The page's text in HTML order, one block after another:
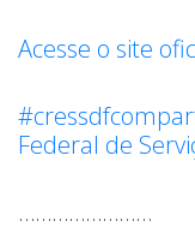
Acesse o site
Federal de
……………………